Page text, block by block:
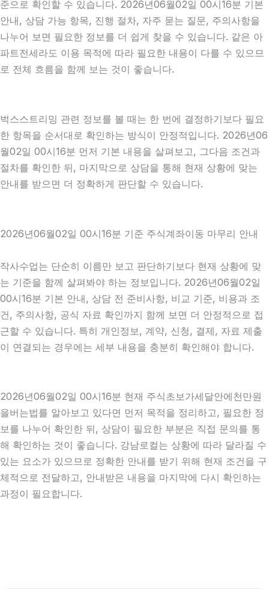
준으로 확인할 수 있습니다. 2026년06월02일 00시16분 기본
안내, 상담 가능 항목, 진행 절차, 자주 묻는 질문, 주의사항을
나누어 보면 필요한 정보를 더 쉽게 찾을 수 있습니다. 같은 아
파트전세라도 이용 목적에 따라 필요한 내용이 다를 수 있으므
로 전체 흐름을 함께 보는 것이 좋습니다.
벅스스트리밍 관련 정보를 볼 때는 한 번에 결정하기보다 필요
한 항목을 순서대로 확인하는 방식이 안정적입니다. 2026년06
월02일 00시16분 먼저 기본 내용을 살펴보고, 그다음 조건과
절차를 확인한 뒤, 마지막으로 상담을 통해 현재 상황에 맞는
안내를 받으면 더 정확하게 판단할 수 있습니다.
2026년06월02일 00시16분 기준 주식계좌이동 마무리 안내
작사수업는 단순히 이름만 보고 판단하기보다 현재 상황에 맞
는 기준을 함께 살펴봐야 하는 정보입니다. 2026년06월02일
00시16분 기본 안내, 상담 전 준비사항, 비교 기준, 비용과 조
건, 주의사항, 공식 자료 확인까지 함께 보면 더 안정적으로 접
근할 수 있습니다. 특히 개인정보, 계약, 신청, 결제, 자료 제출
이 연결되는 경우에는 세부 내용을 충분히 확인해야 합니다.
2026년06월02일 00시16분 현재 주식초보가세달안에천만원
을버는법를 알아보고 있다면 먼저 목적을 정리하고, 필요한 정
보를 나누어 확인한 뒤, 상담이 필요한 부분은 직접 문의를 통
해 확인하는 것이 좋습니다. 강남로컬는 상황에 따라 달라질 수
있는 요소가 있으므로 정확한 안내를 받기 위해 현재 조건을 구
체적으로 전달하고, 안내받은 내용을 마지막에 다시 확인하는
과정이 필요합니다.